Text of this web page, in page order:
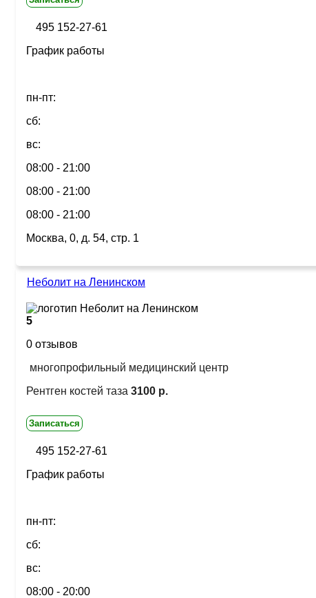
495 152-27-61
График работы
пн-пт:
сб:
вс:
08:00 - 21:00
08:00 - 21:00
08:00 - 21:00
Москва, 0, д. 54, стр. 1
Неболит на Ленинском
5
0 отзывов
многопрофильный медицинский центр
Рентген костей таза 3100 р.
Записаться
495 152-27-61
График работы
пн-пт:
сб:
вс:
08:00 - 20:00